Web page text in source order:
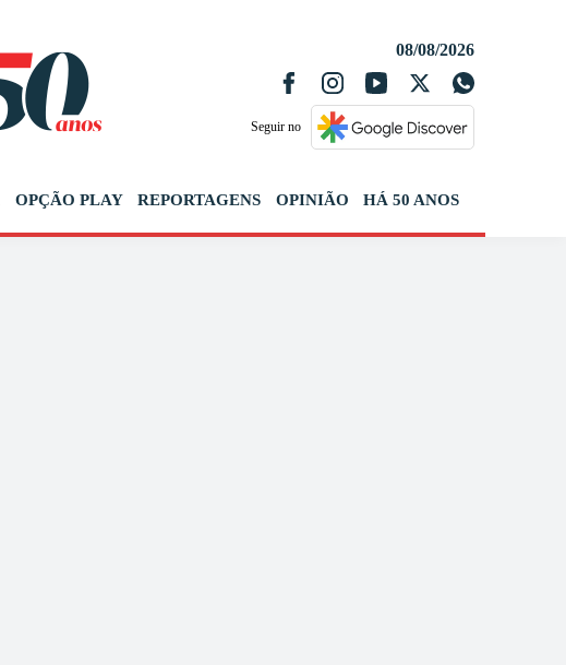
08/08/2026
Seguir no
OPÇÃO PLAY REPORTAGENS OPINIÃO HÁ 50 ANOS